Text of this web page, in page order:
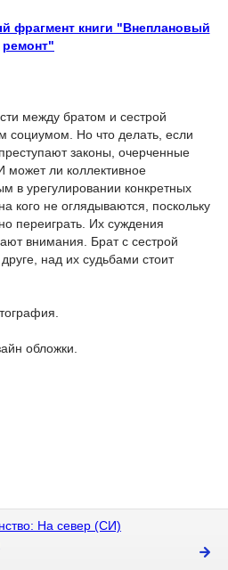
фрагмент книги "Внеплановый
ремонт"
между братом и сестрой
социумом. Но что делать, если
законы, очерченные
ли коллективное
в урегулировании конкретных
кого не оглядываются, поскольку
переиграть. Их суждения
внимания. Брат с сестрой
над их судьбами стоит
обложки.
На север (СИ)